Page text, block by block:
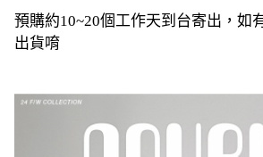
預購約10~20個工作天到台寄出，如
出貨唷